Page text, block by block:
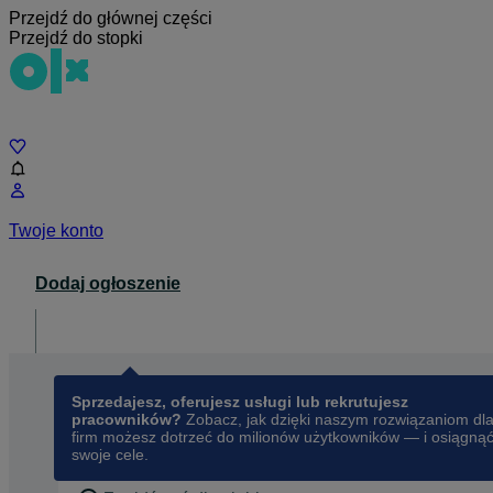
Przejdź do głównej części
Przejdź do stopki
Twoje konto
Dodaj ogłoszenie
Sprzedajesz, oferujesz usługi lub rekrutujesz
pracowników? Zobacz, jak dzięki naszym rozwiązaniom dla
firm możesz dotrzeć do milionów użytkowników — i osiągnąć
swoje cele.